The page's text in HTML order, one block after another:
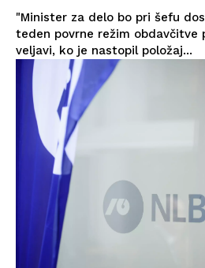
"Minister za delo bo pri šefu
teden povrne režim obdavčitve
veljavi, ko je nastopil položaj...